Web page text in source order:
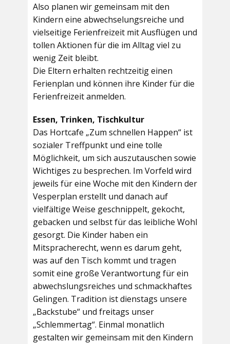
Also planen wir gemeinsam mit den
Kindern eine abwechselungsreiche und
vielseitige Ferienfreizeit mit Ausflügen und
tollen Aktionen für die im Alltag viel zu
wenig Zeit bleibt.
Die Eltern erhalten rechtzeitig einen
Ferienplan und können ihre Kinder für die
Ferienfreizeit anmelden.
Essen, Trinken, Tischkultur
Das Hortcafe „Zum schnellen Happen“ ist
sozialer Treffpunkt und eine tolle
Möglichkeit, um sich auszutauschen sowie
Wichtiges zu besprechen. Im Vorfeld wird
jeweils für eine Woche mit den Kindern der
Vesperplan erstellt und danach auf
vielfältige Weise geschnippelt, gekocht,
gebacken und selbst für das leibliche Wohl
gesorgt. Die Kinder haben ein
Mitspracherecht, wenn es darum geht,
was auf den Tisch kommt und tragen
somit eine große Verantwortung für ein
abwechslungsreiches und schmackhaftes
Gelingen. Tradition ist dienstags unsere
„Backstube“ und freitags unser
„Schlemmertag“. Einmal monatlich
gestalten wir gemeinsam mit den Kindern